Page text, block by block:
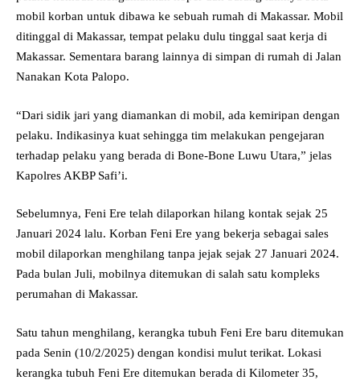
mobil korban untuk dibawa ke sebuah rumah di Makassar. Mobil
ditinggal di Makassar, tempat pelaku dulu tinggal saat kerja di
Makassar. Sementara barang lainnya di simpan di rumah di Jalan
Nanakan Kota Palopo.
“Dari sidik jari yang diamankan di mobil, ada kemiripan dengan
pelaku. Indikasinya kuat sehingga tim melakukan pengejaran
terhadap pelaku yang berada di Bone-Bone Luwu Utara,” jelas
Kapolres AKBP Safi’i.
Sebelumnya, Feni Ere telah dilaporkan hilang kontak sejak 25
Januari 2024 lalu. Korban Feni Ere yang bekerja sebagai sales
mobil dilaporkan menghilang tanpa jejak sejak 27 Januari 2024.
Pada bulan Juli, mobilnya ditemukan di salah satu kompleks
perumahan di Makassar.
Satu tahun menghilang, kerangka tubuh Feni Ere baru ditemukan
pada Senin (10/2/2025) dengan kondisi mulut terikat. Lokasi
kerangka tubuh Feni Ere ditemukan berada di Kilometer 35,